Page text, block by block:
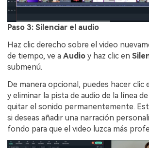
Paso 3: Silenciar el audio
Haz clic derecho sobre el video
de tiempo, ve a Audio y haz clic en
submenú.
De manera opcional, puedes hacer clic
y eliminar la pista de audio de la línea
quitar el sonido permanentemente.
si deseas añadir una narración
fondo para que el video luzca más